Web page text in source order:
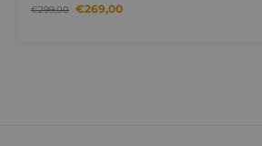
€299,00 €269,00